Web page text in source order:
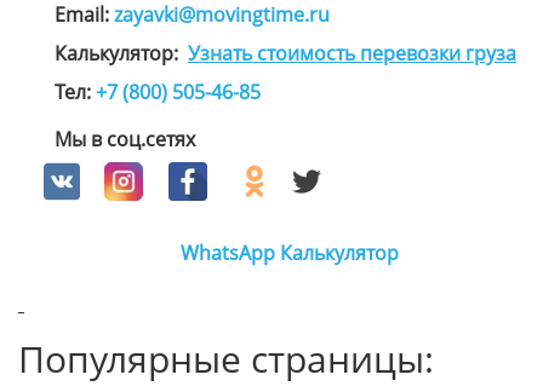
Email:zayavki@movingtime.ru
Калькулятор: Узнать стоимость перевозки груза
Тел:+7 (800) 505-46-85
Мы в соц.сетях
WhatsApp Калькулятор
Популярные страницы: